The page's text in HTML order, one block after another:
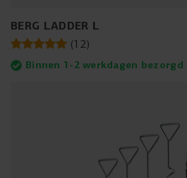
BERG LADDER L
(12)
Binnen 1-2 werkdagen bezorgd